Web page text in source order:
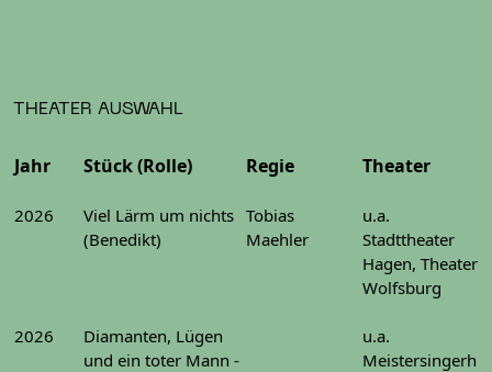
THEATER AUSWAHL
Jahr Stück (Rolle) Regie Theater
2026
Viel Lärm um nichts
(Benedikt)
Tobias
Maehler
u.a.
Stadttheater
Hagen, Theater
Wolfsburg
2026
Diamanten, Lügen
und ein toter Mann -
u.a.
Meistersingerh